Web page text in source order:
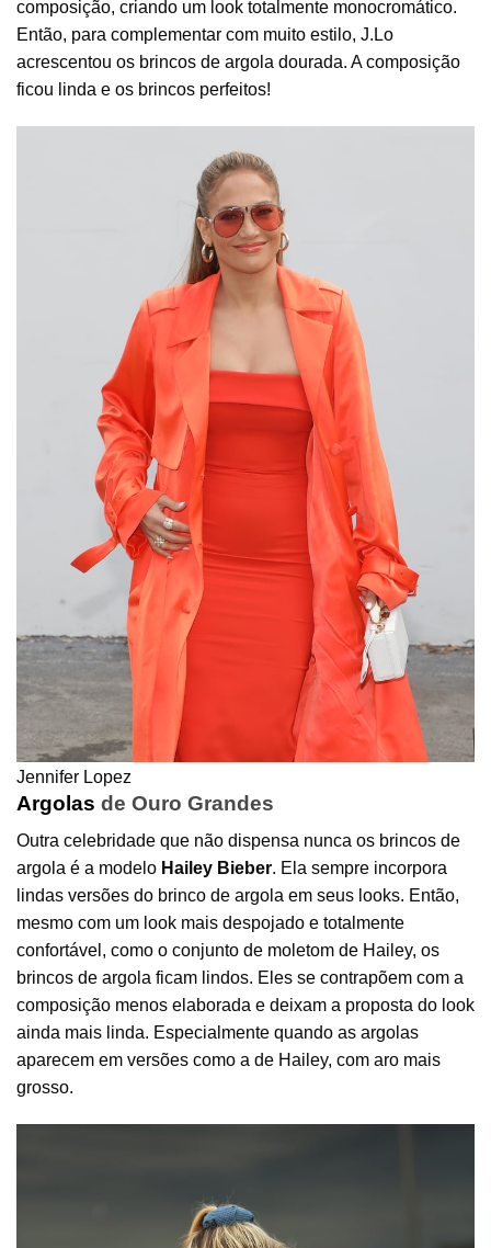
composição, criando um look totalmente monocromático.
Então, para complementar com muito estilo, J.Lo
acrescentou os brincos de argola dourada. A composição
ficou linda e os brincos perfeitos!
Jennifer Lopez
Argolas de Ouro Grandes
Outra celebridade que não dispensa nunca os brincos de
argola é a modelo Hailey Bieber. Ela sempre incorpora
lindas versões do brinco de argola em seus looks. Então,
mesmo com um look mais despojado e totalmente
confortável, como o conjunto de moletom de Hailey, os
brincos de argola ficam lindos. Eles se contrapõem com a
composição menos elaborada e deixam a proposta do look
ainda mais linda. Especialmente quando as argolas
aparecem em versões como a de Hailey, com aro mais
grosso.